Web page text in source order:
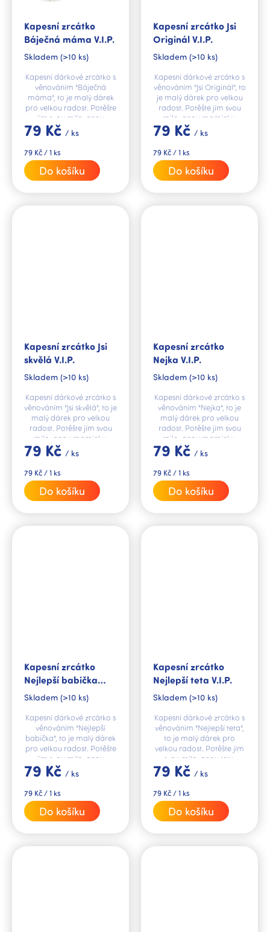
Kapesní zrcátko
Báječná máma V.I.P.
Skladem (>10 ks)
79 Kč / ks
Měrná
cena:
79 Kč / 1 ks
Do košíku
Kapesní dárkové zrcátko s
věnováním "Báječná
máma", to je malý dárek
pro velkou radost. Potěšte
jím svou milovanou
maminku.
Kapesní zrcátko Jsi
Originál V.I.P.
Skladem (>10 ks)
79 Kč / ks
Měrná
cena:
79 Kč / 1 ks
Do košíku
Kapesní dárkové zrcátko s
věnováním "Jsi Originál", to
je malý dárek pro velkou
radost. Potěšte jím svou
milovanou maminku,
dceru, kamarádku či
kolegyni.
Kapesní zrcátko Jsi
skvělá V.I.P.
Skladem (>10 ks)
79 Kč / ks
Měrná
cena:
79 Kč / 1 ks
Do košíku
Kapesní dárkové zrcátko s
věnováním "Jsi skvělá", to je
malý dárek pro velkou
radost. Potěšte jím svou
milovanou maminku,
dceru, kamarádku či
kolegyni.
Kapesní zrcátko
Nejka V.I.P.
Skladem (>10 ks)
79 Kč / ks
Měrná
cena:
79 Kč / 1 ks
Do košíku
Kapesní dárkové zrcátko s
věnováním "Nejka", to je
malý dárek pro velkou
radost. Potěšte jím svou
milovanou maminku,
dceru, kamarádku či
kolegyni.
Kapesní zrcátko
Nejlepší babička
V.I.P.
Skladem (>10 ks)
79 Kč / ks
Měrná
cena:
79 Kč / 1 ks
Do košíku
Kapesní dárkové zrcátko s
věnováním "Nejlepší
babička", to je malý dárek
pro velkou radost. Potěšte
jím svou milovanou
babičku.
Kapesní zrcátko
Nejlepší teta V.I.P.
Skladem (>10 ks)
79 Kč / ks
Měrná
cena:
79 Kč / 1 ks
Do košíku
Kapesní dárkové zrcátko s
věnováním "Nejlepší teta",
to je malý dárek pro
velkou radost. Potěšte jím
svou milovanou tetu.